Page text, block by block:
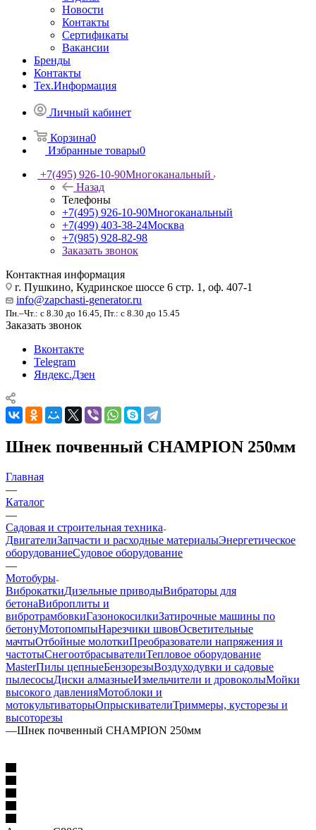
Новости
Контакты
Сертификаты
Вакансии
Бренды
Контакты
Тех.Информация
Личный кабинет
Корзина0
Избранные товары0
+7(495) 926-10-90Многоканальный
Назад
Телефоны
+7(495) 926-10-90Многоканальный
+7(499) 403-38-24Москва
+7(985) 928-82-98
Заказать звонок
Контактная информация
г. Пушкино, Кудринское шоссе 6 стр. 1, оф. 407-1
info@zapchasti-generator.ru
Пн.–Чт.: с 8.30 до 16.45, Пт.: с 8.30 до 15.45
Заказать звонок
Вконтакте
Telegram
Яндекс.Дзен
Шнек почвенный CHAMPION 250мм
Главная
—
Каталог
—
Садовая и строительная техника
ДвигателиЗапчасти и расходные материалыЭнергетическое
оборудованиеСудовое оборудование
—
Мотобуры
ВиброкаткиДизельные приводыВибраторы для
бетонаВиброплиты и
вибротрамбовкиГазонокосилкиЗатирочные машины по
бетонуМотопомпыНарезчики швовОсветительные
мачтыОтбойные молоткиПреобразователи напряжения и
частотыСнегоотбрасывателиТепловое оборудование
MasterПилы цепныеБензорезыВоздуходувки и садовые
пылесосыДиски алмазныеИзмельчители и дровоколыМойки
высокого давленияМотоблоки и
мотокультиваторыОпрыскивателиТриммеры, кусторезы и
высоторезы
—Шнек почвенный CHAMPION 250мм